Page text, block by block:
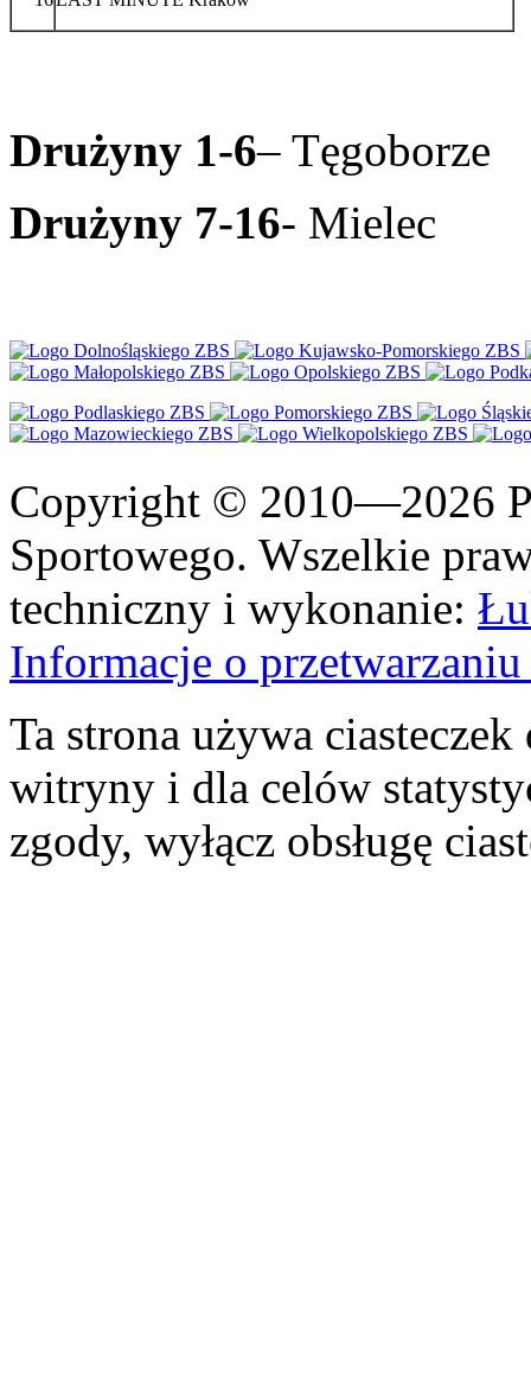
Drużyny 1-6– Tęgoborze
Drużyny 7-16- Mielec
Copyright © 2010—2026
Sportowego. Wszelkie
techniczny i wykonanie:
Informacje o
Ta strona używa
witryny i dla celów
zgody, wyłącz obsługę